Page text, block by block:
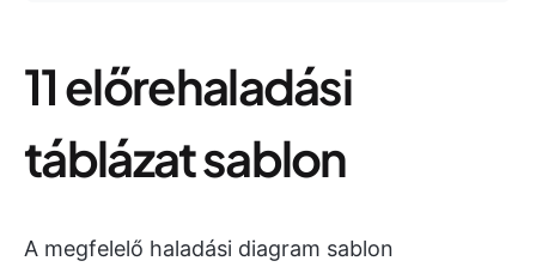
11 előrehaladási
táblázat sablon
A megfelelő haladási diagram sablon